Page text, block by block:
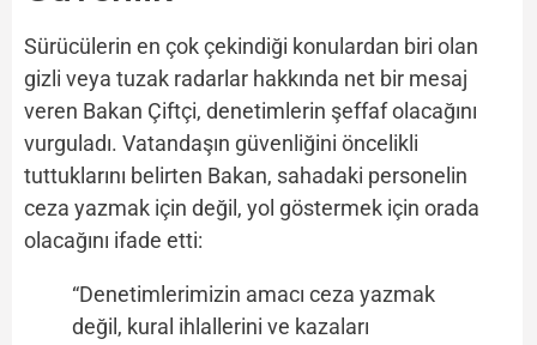
Sürücülerin en çok çekindiği konulardan biri olan
gizli veya tuzak radarlar hakkında net bir mesaj
veren Bakan Çiftçi, denetimlerin şeffaf olacağını
vurguladı. Vatandaşın güvenliğini öncelikli
tuttuklarını belirten Bakan, sahadaki personelin
ceza yazmak için değil, yol göstermek için orada
olacağını ifade etti:
“Denetimlerimizin amacı ceza yazmak
değil, kural ihlallerini ve kazaları